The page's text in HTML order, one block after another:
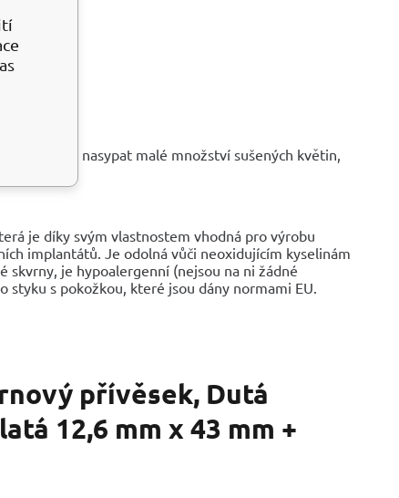
lišit.
také nasypat malé množství sušených květin,
je díky svým vlastnostem vhodná pro výrobu
implantátů. Je odolná vůči neoxidujícím kyselinám
skvrny, je hypoalergenní (nejsou na ni žádné
s pokožkou, které jsou dány normami EU.
přívěsek, Dutá
12,6 mm x 43 mm +